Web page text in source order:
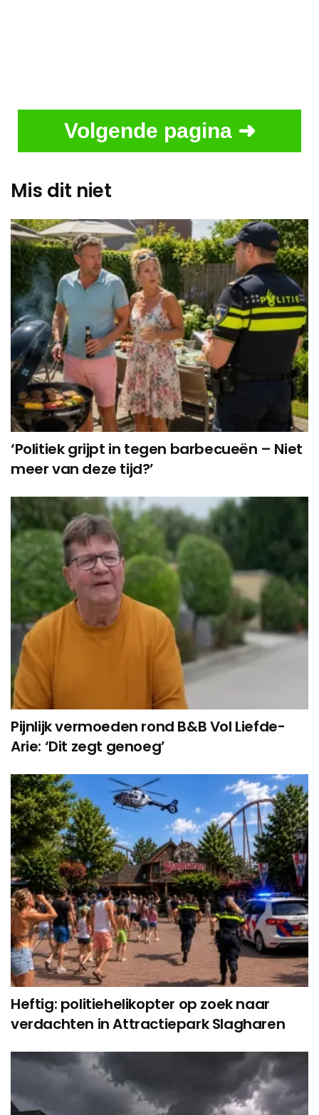
Volgende pagina ➜
Mis dit niet
‘Politiek grijpt in tegen barbecueën – Niet
meer van deze tijd?’
Pijnlijk vermoeden rond B&B Vol Liefde-
Arie: ‘Dit zegt genoeg’
Heftig: politiehelikopter op zoek naar
verdachten in Attractiepark Slagharen